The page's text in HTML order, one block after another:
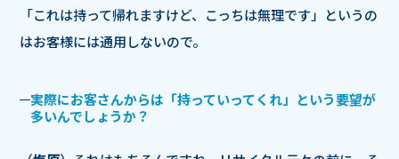
「これは持って帰れますけど、こっちは無理です」というの
はお客様には通用しないので。
実際にお客さんからは「持っていってくれ」という要望が
多いんでしょうか？